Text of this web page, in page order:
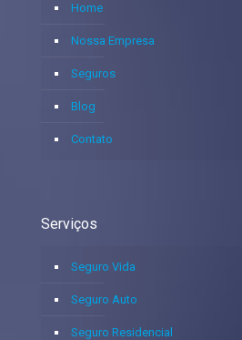
Home
Nossa Empresa
Seguros
Blog
Contato
Serviços
Seguro Vida
Seguro Auto
Seguro Residencial